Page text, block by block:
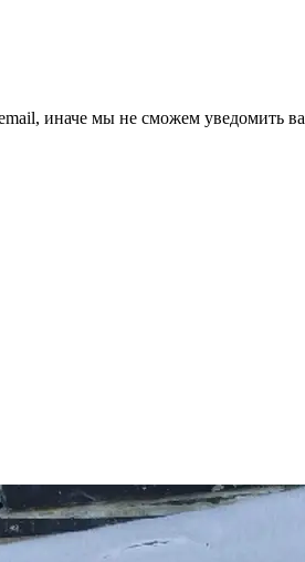
иначе мы не сможем уведомить